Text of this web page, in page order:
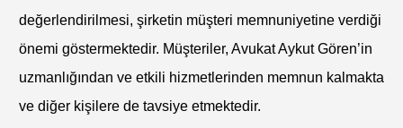
değerlendirilmesi, şirketin müşteri memnuniyetine verdiği
önemi göstermektedir. Müşteriler, Avukat Aykut Gören’in
uzmanlığından ve etkili hizmetlerinden memnun kalmakta
ve diğer kişilere de tavsiye etmektedir.